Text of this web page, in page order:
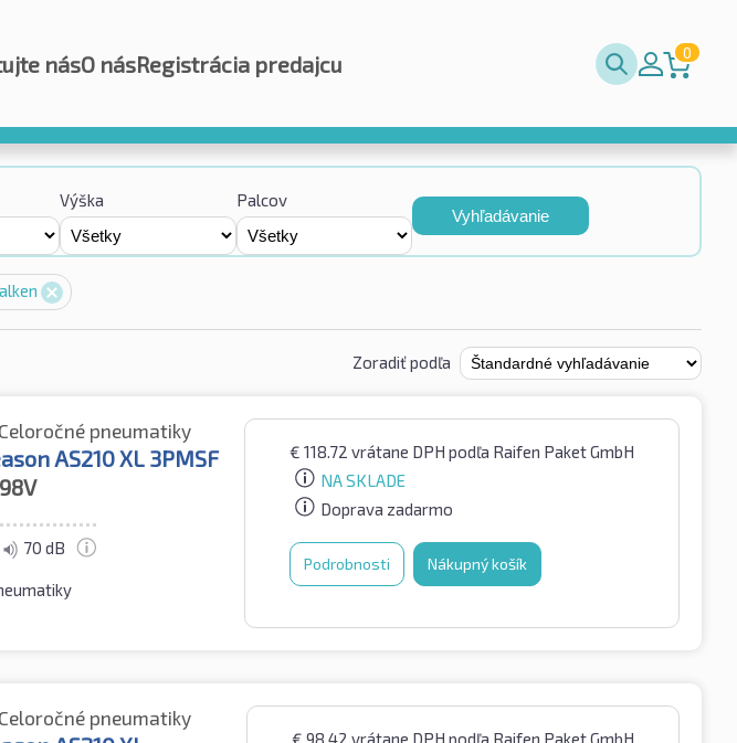
násO násRegistrácia predajcu 0
Výška Palcov
Vyhľadávanie
Zoradiť podľa
Celoročné pneumatiky
AS210 XL 3PMSF
98V
70 dB
€ 118.72 vrátane DPH podľa Raifen Paket GmbH
NA SKLADE
Doprava zadarmo
Podrobnosti Nákupný košík
Celoročné pneumatiky
€ 98.42 vrátane DPH podľa Raifen Paket GmbH